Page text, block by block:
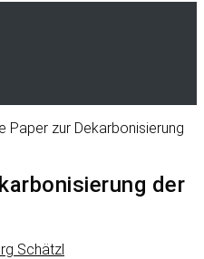
Paper zur Dekarbonisierung
der
Schätzl